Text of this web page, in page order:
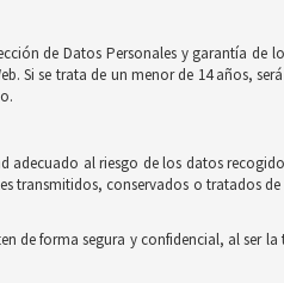
de Datos Personales y garantía de
Si se trata de un menor de 14 años,
adecuado al riesgo de los datos
transmitidos, conservados o tratados
de forma segura y confidencial, al ser